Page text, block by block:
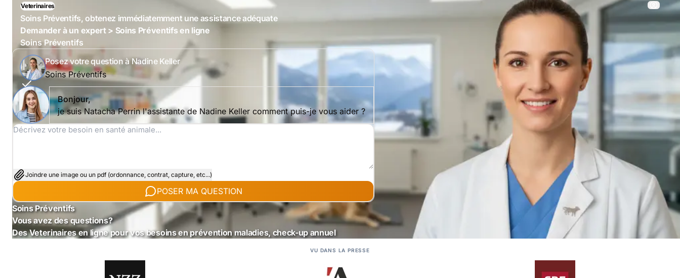
Veterinaires
Soins Préventifs, obtenez immédiatemment une assistance adéquate
Demander à un expert > Soins Préventifs en ligne
Soins Préventifs
Posez votre question à Nadine Keller
Soins Préventifs
Bonjour,
je suis Natacha Perrin l'assistante de Nadine Keller comment puis-je vous aider ?
Joindre une image ou un pdf (ordonnance, contrat, capture, etc...)
POSER MA QUESTION
Soins Préventifs
Vous avez des questions?
Des Veterinaires en ligne pour vos besoins en prévention maladies, check-up annuel
VU DANS LA PRESSE